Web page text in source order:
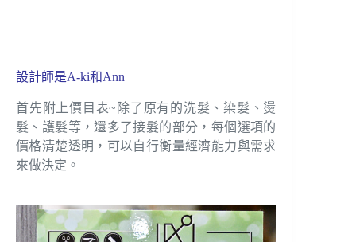
設計師是A-ki和Ann
首先附上價目表~除了原有的洗髮、染髮、燙
髮、護髮等，還多了接髮的部分，每個選項的
價格清楚透明，可以自行衡量經濟能力與需求
來做決定。